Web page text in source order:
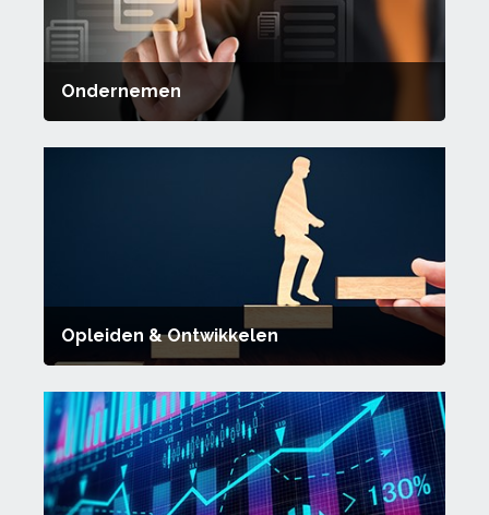
Ondernemen
Opleiden & Ontwikkelen